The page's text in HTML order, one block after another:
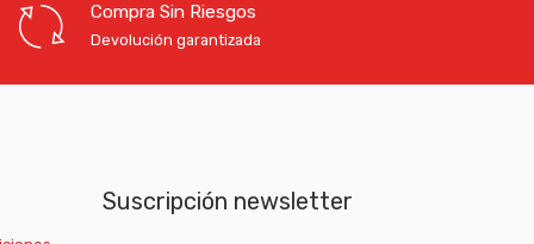
Compra Sin Riesgos
Devolución garantizada
Suscripción newsletter